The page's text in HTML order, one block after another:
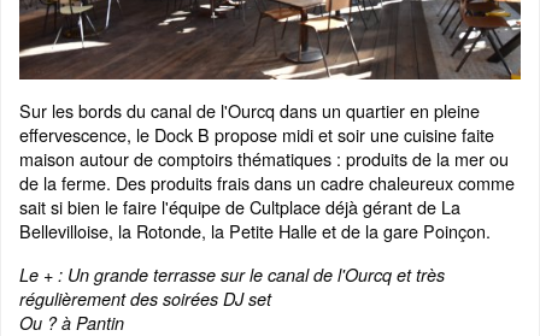
Sur les bords du canal de l'Ourcq dans un quartier en pleine
effervescence, le Dock B propose midi et soir une cuisine faite
maison autour de comptoirs thématiques : produits de la mer ou
de la ferme. Des produits frais dans un cadre chaleureux comme
sait si bien le faire l'équipe de Cultplace déjà gérant de La
Bellevilloise, la Rotonde, la Petite Halle et de la gare Poinçon.
Le + : Un grande terrasse sur le canal de l'Ourcq et très
régulièrement des soirées DJ set
Ou ? à Pantin